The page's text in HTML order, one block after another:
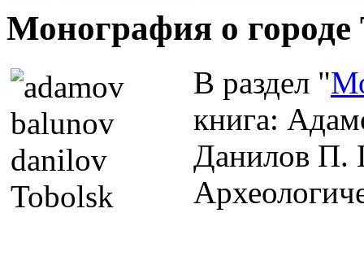
Монография о городе
В раздел "
книга:
Данилов П.